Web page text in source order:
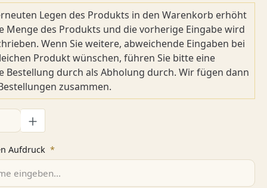
Legen des Produkts in den Warenkorb erhöht
Menge des Produkts und die vorherige Eingabe wird
Wenn Sie weitere, abweichende Eingaben bei
Produkt wünschen, führen Sie bitte eine
Bestellung durch als Abholung durch. Wir fügen dann
zusammen.
Gib den gewünschten Wert ein oder benutze die
Aufdruck *